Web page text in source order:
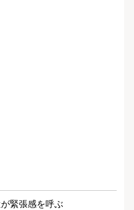
緊張感を呼ぶ